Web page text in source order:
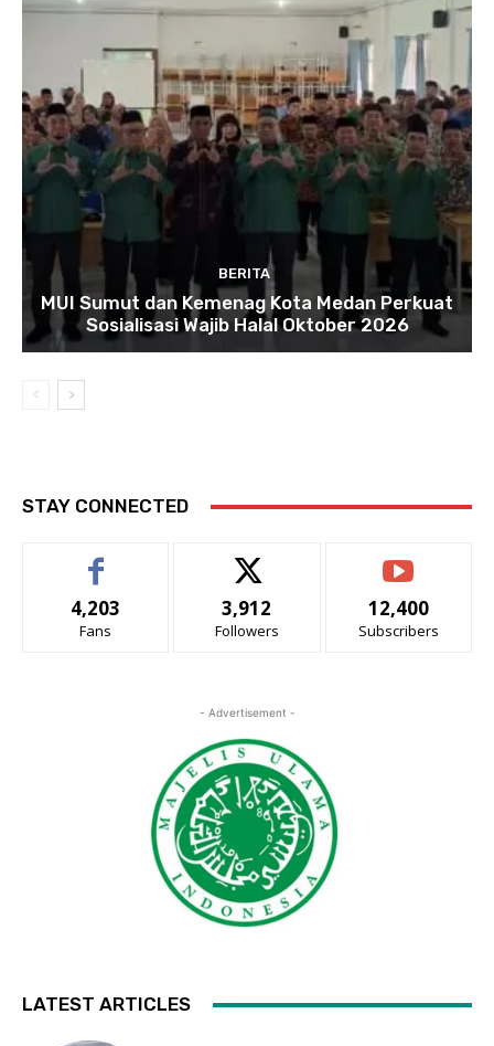
BERITA
MUI Sumut dan Kemenag Kota Medan Perkuat
Sosialisasi Wajib Halal Oktober 2026
STAY CONNECTED
4,203
Fans
3,912
Followers
12,400
Subscribers
- Advertisement -
LATEST ARTICLES